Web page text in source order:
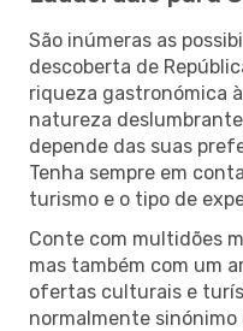
São inúmeras as
descoberta de
riqueza gastronómica
natureza
depende das suas
Tenha sempre em
turismo e o tipo de
Conte com multidões
mas também com um
ofertas culturais e
normalmente